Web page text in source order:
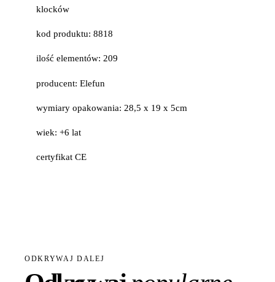
klocków
kod produktu: 8818
ilość elementów: 209
producent: Elefun
wymiary opakowania: 28,5 x 19 x 5cm
wiek: +6 lat
certyfikat CE
ODKRYWAJ DALEJ